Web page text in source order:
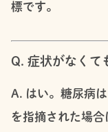
標です。
Q. 症状がなくて
A. はい。糖尿病
を指摘された場